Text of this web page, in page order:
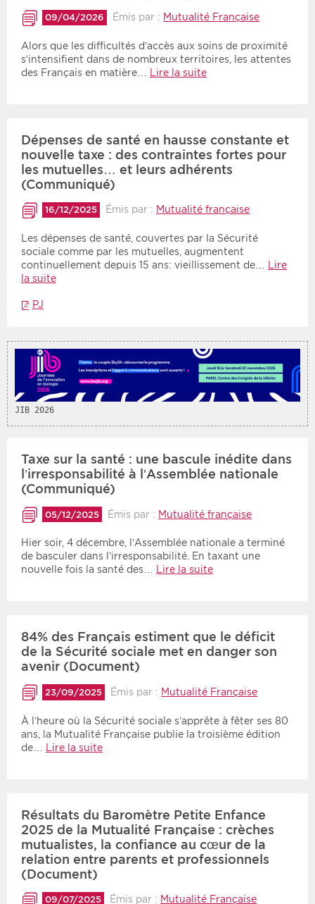
09/04/2026 Émis par : Mutualité Française
Alors que les difficultés d’accès aux soins de proximité
s’intensifient dans de nombreux territoires, les attentes
des Français en matière…
Lire la suite
Dépenses de santé en hausse constante et
nouvelle taxe : des contraintes fortes pour
les mutuelles… et leurs adhérents
(Communiqué)
16/12/2025 Émis par : Mutualité française
Les dépenses de santé, couvertes par la Sécurité
sociale comme par les mutuelles, augmentent
continuellement depuis 15 ans: vieillissement de…
Lire
la suite
PJ
JIB 2026
Taxe sur la santé : une bascule inédite dans
l’irresponsabilité à l’Assemblée nationale
(Communiqué)
05/12/2025 Émis par : Mutualité française
Hier soir, 4 décembre, l’Assemblée nationale a terminé
de basculer dans l’irresponsabilité. En taxant une
nouvelle fois la santé des… Lire la suite
84% des Français estiment que le déficit
de la Sécurité sociale met en danger son
avenir (Document)
23/09/2025 Émis par : Mutualité Française
À l’heure où la Sécurité sociale s’apprête à fêter ses 80
ans, la Mutualité Française publie la troisième édition
de…
Lire la suite
Résultats du Baromètre Petite Enfance
2025 de la Mutualité Française : crèches
mutualistes, la confiance au cœur de la
relation entre parents et professionnels
(Document)
09/07/2025 Émis par : Mutualité Française